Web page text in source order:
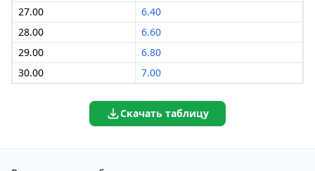
27.00
6.40
28.00
6.60
29.00
6.80
30.00
7.00
Скачать таблицу